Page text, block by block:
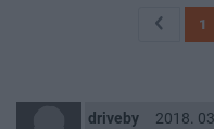
1
driveby 2018.